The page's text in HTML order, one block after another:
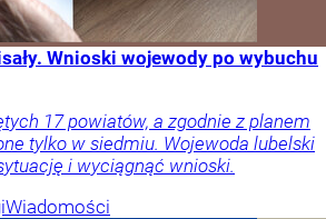
Wnioski wojewody po wybuchu
17 powiatów, a zgodnie z planem
tylko w siedmiu. Wojewoda lubelski
i wyciągnąć wnioski.
Wiadomości